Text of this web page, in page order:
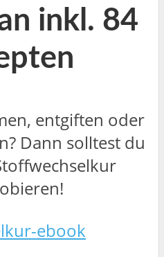
inkl. 84
entgiften oder
Dann solltest du